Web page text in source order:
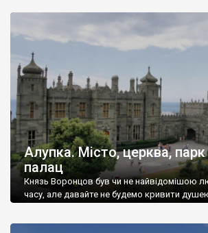
Алупка. Місто, церква, парк
палац
Князь Воронцов був чи не найвідомішою
часу, але давайте не будемо кривити